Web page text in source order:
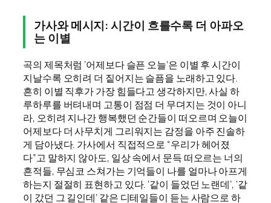
가사와 메시지: 시간이 흐를수록 더 아파오
는 이별
곡의 제목처럼 ‘어제보다 슬픈 오늘’은 이별 후 시간이
지날수록 오히려 더 짙어지는 슬픔을 노래하고 있다.
흔히 이별 직후가 가장 힘들다고 생각하지만, 사실 하
루하루를 버텨내며 고통이 점점 더 무뎌지는 것이 아니
라, 오히려 지나간 행복했던 순간들이 떠오르며 오늘이
어제보다 더 사무치게 그리워지는 감정을 아주 진솔하
게 담아냈다. 가사에서 직접적으로 “우리가 헤어졌
다”고 말하지 않아도, 일상 속에서 문득 떠오르는 너의
흔적들, 무심코 스쳐가는 기억들이 나를 얼마나 아프게
하는지 절절히 표현하고 있다. ‘같이 들었던 노랜데’, ‘같
이 갔던 그 길인데’ 같은 디테일들이 듣는 사람으로 하